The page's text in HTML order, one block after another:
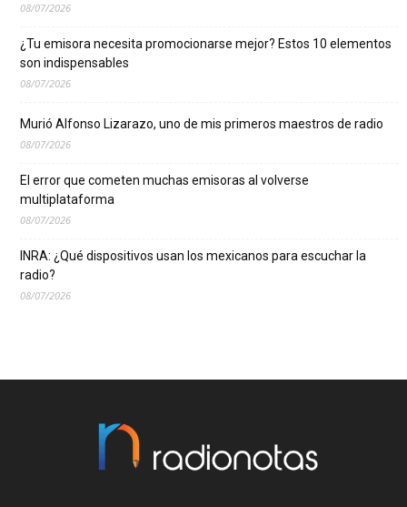
08/07/2026
¿Tu emisora necesita promocionarse mejor? Estos 10 elementos
son indispensables
08/07/2026
Murió Alfonso Lizarazo, uno de mis primeros maestros de radio
08/07/2026
El error que cometen muchas emisoras al volverse
multiplataforma
08/07/2026
INRA: ¿Qué dispositivos usan los mexicanos para escuchar la
radio?
08/07/2026